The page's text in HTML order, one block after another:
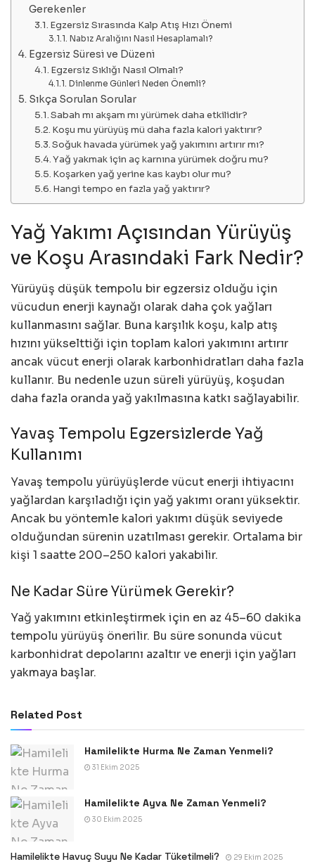
Gerekenler
Egzersiz Sırasında Kalp Atış Hızı Önemi
Nabız Aralığını Nasıl Hesaplamalı?
Egzersiz Süresi ve Düzeni
Egzersiz Sıklığı Nasıl Olmalı?
Dinlenme Günleri Neden Önemli?
Sıkça Sorulan Sorular
Sabah mı akşam mı yürümek daha etkilidir?
Koşu mu yürüyüş mü daha fazla kalori yaktırır?
Soğuk havada yürümek yağ yakımını artırır mı?
Yağ yakmak için aç karnına yürümek doğru mu?
Koşarken yağ yerine kas kaybı olur mu?
Hangi tempo en fazla yağ yaktırır?
Yağ Yakımı Açısından Yürüyüş
ve Koşu Arasındaki Fark Nedir?
Yürüyüş düşük tempolu bir egzersiz olduğu için
vücudun enerji kaynağı olarak daha çok yağları
kullanmasını sağlar. Buna karşılık koşu, kalp atış
hızını yükselttiği için toplam kalori yakımını artırır
ancak vücut enerji olarak karbonhidratları daha fazla
kullanır. Bu nedenle uzun süreli yürüyüş, koşudan
daha fazla oranda yağ yakılmasına katkı sağlayabilir.
Yavaş Tempolu Egzersizlerde Yağ
Kullanımı
Yavaş tempolu yürüyüşlerde vücut enerji ihtiyacını
yağlardan karşıladığı için yağ yakımı oranı yüksektir.
Ancak bu yöntemle kalori yakımı düşük seviyede
olduğundan sürenin uzatılması gerekir. Ortalama bir
kişi 1 saatte 200–250 kalori yakabilir.
Ne Kadar Süre Yürümek Gerekir?
Yağ yakımını etkinleştirmek için en az 45–60 dakika
tempolu yürüyüş önerilir. Bu süre sonunda vücut
karbonhidrat depolarını azaltır ve enerji için yağları
yakmaya başlar.
Related Post
Hamilelikte Hurma Ne Zaman Yenmeli?
31 Ekim 2025
Hamilelikte Ayva Ne Zaman Yenmeli?
30 Ekim 2025
Hamilelikte Havuç Suyu Ne Kadar Tüketilmeli? 29 Ekim 2025